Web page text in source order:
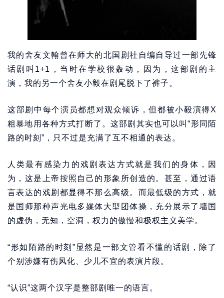
我的舍友文翰曾在师大的北国剧社自编自导过一部先锋
话剧叫1+1，当时在学校很轰动，因为，这部剧的主
演，我的另一个舍友小毅在剧尾脱下了裤子。
这部剧中每个演员都想对观众倾诉，但都被小毅演得X
粗暴地用各种方式打断了。这部剧其实也可以叫“形同陌
路的时刻”，只不过是充满了互不相通的表达。
人类最有感染力的戏剧表达方式就是我们的身体，因
为，这是上帝按照自己的形象所创造的。甚至，通过语
言表达的戏剧都显得不那么高级。而最低级的方式，就
是国师那种声光电多媒体大型团体操，充分展示了墙国
的虚伪，无知，空洞，权力的傲慢和极权主义美学。
“形如陌路的时刻”显然是一部文管看不懂的话剧，除了
个别涉嫌有伤风化、少儿不宜的表演片段。
“认识”这两个汉字是整部剧唯一的语言。